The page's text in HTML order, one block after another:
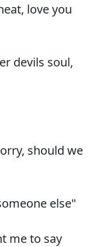
love you
devils soul,
should we
else"
me to say